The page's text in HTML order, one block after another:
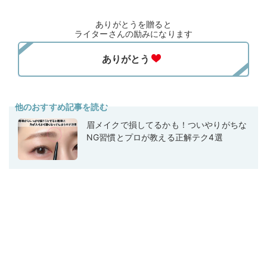
ありがとうを贈ると
ライターさんの励みになります
他のおすすめ記事を読む
眉メイクで損してるかも！ついやりがちな
NG習慣とプロが教える正解テク4選